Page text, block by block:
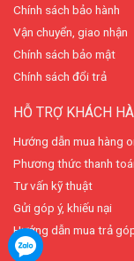
Chính sách bảo hành
Vận chuyển, giao nhận
Chính sách bảo mật
Chính sách đổi trả
HỖ TRỢ KHÁCH
Hướng dẫn mua hàng
Phương thức thanh
Tư vấn kỹ thuật
Gửi góp ý, khiếu nại
Hướng dẫn mua trả